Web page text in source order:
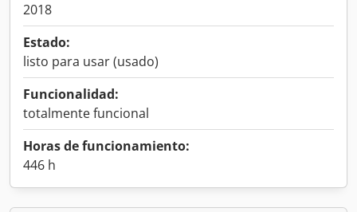
2018
Estado:
listo para usar (usado)
Funcionalidad:
totalmente funcional
Horas de funcionamiento:
446 h